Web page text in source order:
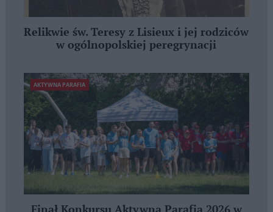
Relikwie św. Teresy z Lisieux i jej rodziców
w ogólnopolskiej peregrynacji
AKTYWNA PARAFIA